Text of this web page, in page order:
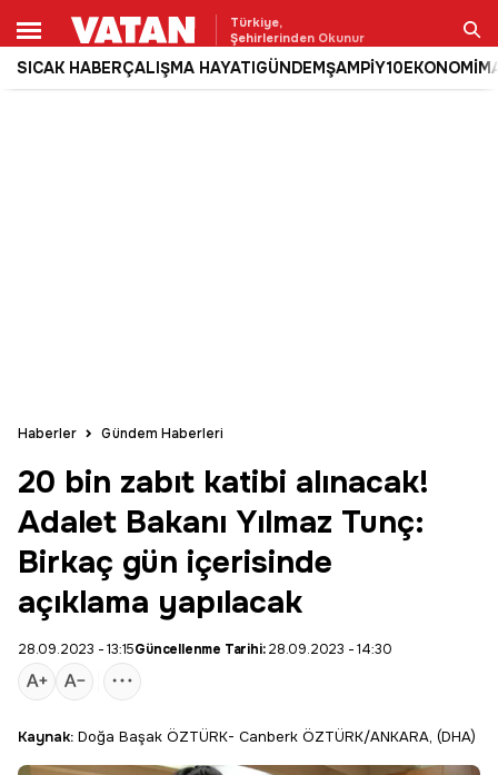
Türkiye,
Şehirlerinden Okunur
SICAK HABERÇALIŞMA HAYATIGÜNDEMŞAMPİY10EKONOMİ
Ara
Haberler Gündem Haberleri
20 bin zabıt katibi alınacak!
Adalet Bakanı Yılmaz Tunç:
Birkaç gün içerisinde
açıklama yapılacak
28.09.2023 - 13:15Güncellenme Tarihi:28.09.2023 - 14:30
Kaynak: Doğa Başak ÖZTÜRK- Canberk ÖZTÜRK/ANKARA, (DHA)